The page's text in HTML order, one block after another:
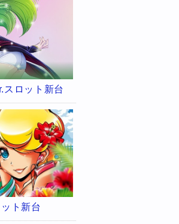
スロット新台
ト新台